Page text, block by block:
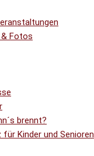
Fotos
brennt?
Kinder und Senioren